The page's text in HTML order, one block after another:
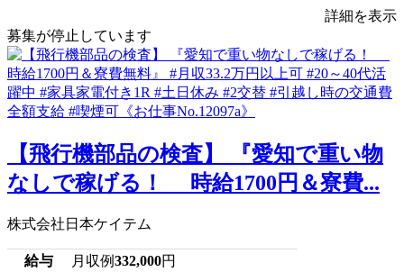
詳細を表示
募集が停止しています
【飛行機部品の検査】 『愛知で重い物
なしで稼げる！ 時給1700円＆寮費...
株式会社日本ケイテム
給与 月収例332,000円